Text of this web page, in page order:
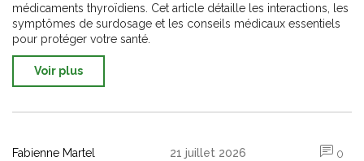
médicaments thyroïdiens. Cet article détaille les interactions, les
symptômes de surdosage et les conseils médicaux essentiels
pour protéger votre santé.
Voir plus
Fabienne Martel 21 juillet 2026 0